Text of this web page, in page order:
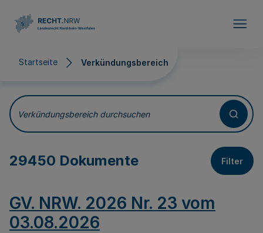
Startseite Verkündungsbereich
Verkündungsbereich
Verkündungsbereich durchsuchen
29450 Dokumente Filter
GV. NRW. 2026 Nr. 23 vom
03.08.2026